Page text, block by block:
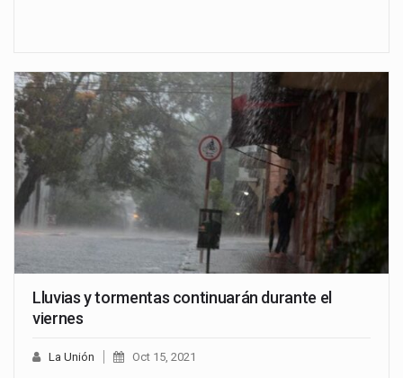
Lluvias y tormentas continuarán durante el
viernes
La Unión Oct 15, 2021